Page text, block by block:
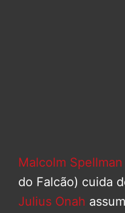
Malcolm Spellman
do Falcão) cuida
Julius Onah